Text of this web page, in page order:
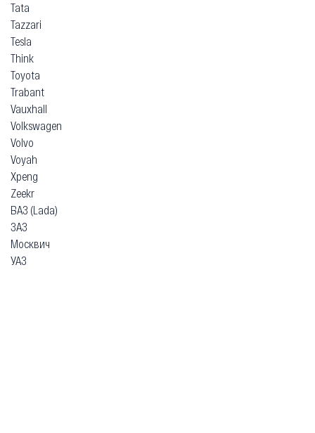
Tata
Tazzari
Tesla
Think
Toyota
Trabant
Vauxhall
Volkswagen
Volvo
Voyah
Xpeng
Zeekr
ВАЗ (Lada)
ЗАЗ
Москвич
УАЗ